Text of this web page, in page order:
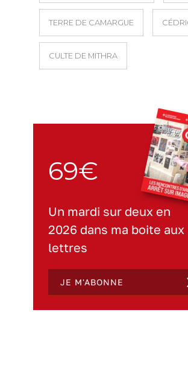
TERRE DE CAMARGUE
CULTE DE MITHRA
69€
Un mardi sur deux en
2026 dans ma boite aux
lettres
JE M'ABONNE